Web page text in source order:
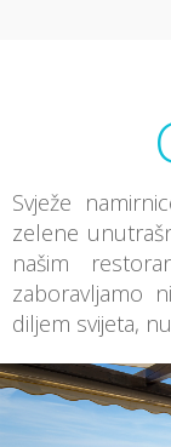
Svježe
zelene
našim
zaboravljamo
diljem svijeta,